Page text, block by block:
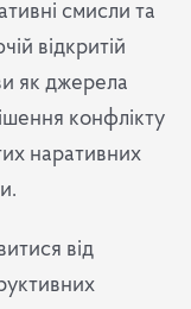
смисли та
відкритій
як джерела
конфлікту
наративних
від